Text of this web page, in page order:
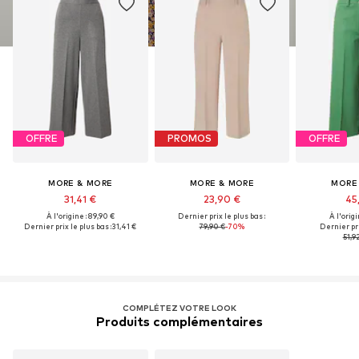
OFFRE
MORE & MORE
31,41 €
À l'origine : 89,90 €
Dernier prix le plus bas :31,41 €
PROMOS
MORE & MORE
23,90 €
Dernier prix le plus bas :
79,90 €-70%
OFFRE
À
Dernier
COMPLÉTEZ VOTRE LOOK
Produits complémentaires